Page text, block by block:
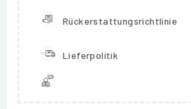
Rückerstattungsrichtlinie
Lieferpolitik